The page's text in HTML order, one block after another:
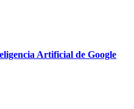
Artificial de Google